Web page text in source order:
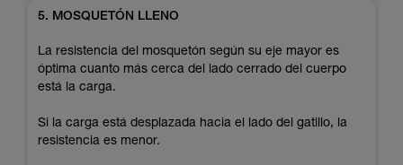
5. MOSQUETÓN LLENO
La resistencia del mosquetón según su eje mayor es
óptima cuanto más cerca del lado cerrado del cuerpo
está la carga.
Si la carga está desplazada hacia el lado del gatillo, la
resistencia es menor.